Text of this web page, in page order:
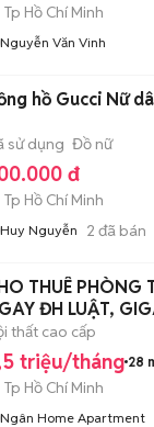
Tp Hồ Chí Minh
Nguyễn Văn Vinh
hồ Gucci Nữ
sử dụng Đồ nữ
đ
Tp Hồ Chí Minh
Huy Nguyễn 2 đã bán
THUÊ PHÒNG
ĐH LUẬT,
thất cao cấp
triệu/tháng 28
Tp Hồ Chí Minh
Ngân Home Apartment